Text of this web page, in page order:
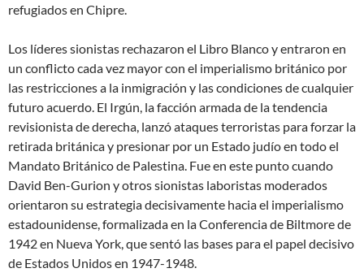
refugiados en Chipre.
Los líderes sionistas rechazaron el Libro Blanco y entraron en
un conflicto cada vez mayor con el imperialismo británico por
las restricciones a la inmigración y las condiciones de cualquier
futuro acuerdo. El Irgún, la facción armada de la tendencia
revisionista de derecha, lanzó ataques terroristas para forzar la
retirada británica y presionar por un Estado judío en todo el
Mandato Británico de Palestina. Fue en este punto cuando
David Ben-Gurion y otros sionistas laboristas moderados
orientaron su estrategia decisivamente hacia el imperialismo
estadounidense, formalizada en la Conferencia de Biltmore de
1942 en Nueva York, que sentó las bases para el papel decisivo
de Estados Unidos en 1947-1948.